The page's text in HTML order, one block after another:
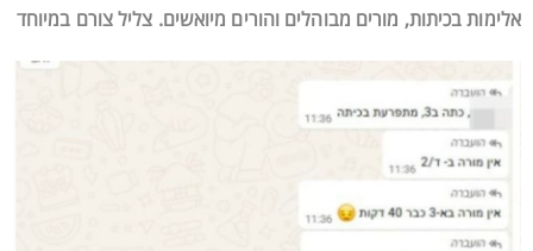
אלימות בכיתות, מורים מבוהלים והורים מיואשים. צליל צורם במיוחד